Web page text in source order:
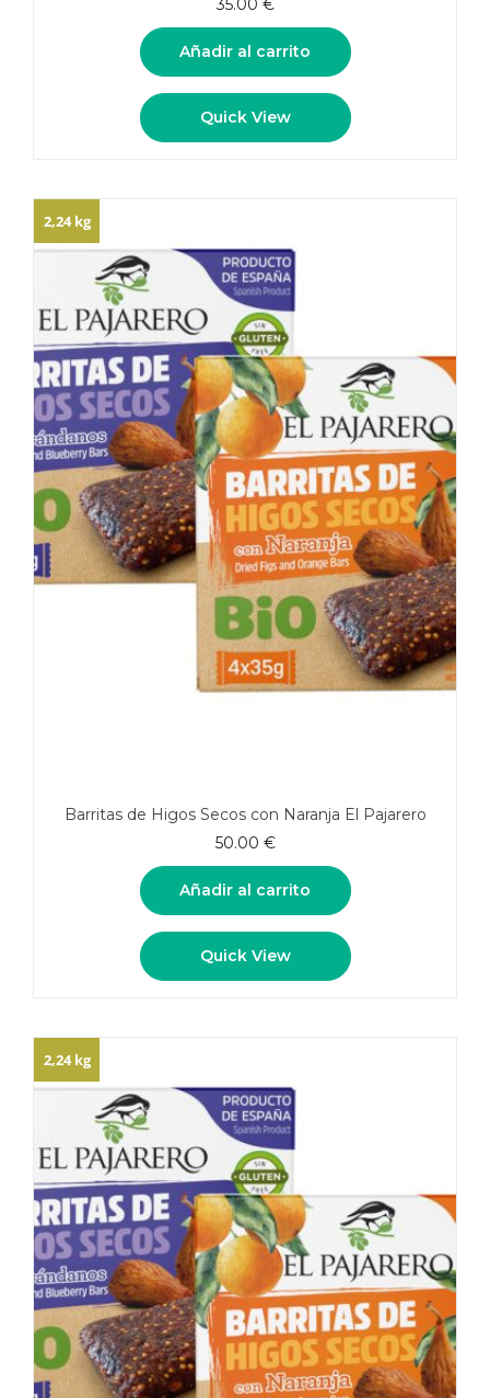
35.00 €
Añadir al carrito
Quick View
2,24 kg
Barritas de Higos Secos con Naranja El Pajarero
50.00 €
Añadir al carrito
Quick View
2,24 kg